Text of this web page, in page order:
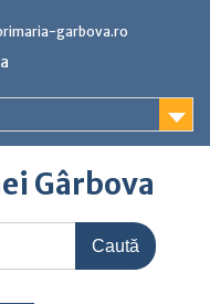
garbova.ro
Gârbova